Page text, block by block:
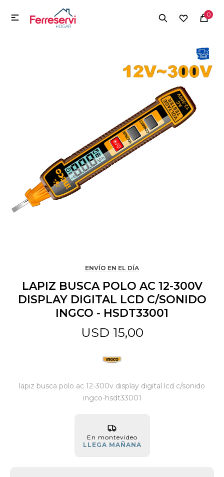
0

ENVÍO EN EL DÍA
LAPIZ BUSCA POLO AC 12-300V
DISPLAY DIGITAL LCD C/SONIDO
INGCO - HSDT33001
USD 15,00
lapiz busca polo ac 12-300v display digital lcd c/sonido
ingco-hsdt33001
En montevideo
LLEGA MAÑANA
MI CUENTA
Deportes
Mascotas
Juguetes y artículos para bebé